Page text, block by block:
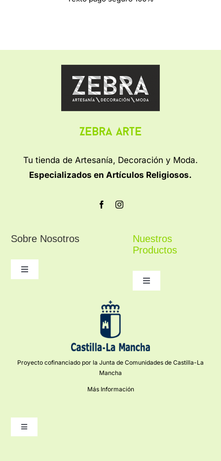
Zebra Arte
Tu tienda de Artesanía, Decoración y Moda.
Especializados en Artículos Religiosos.
Sobre Nosotros
Toggle
Condiciones de Compra
Nuestros
Productos
Toggle
Proyecto cofinanciado por la Junta de Comunidades de Castilla-La
Mancha
Más Información
Toggle
Navigation